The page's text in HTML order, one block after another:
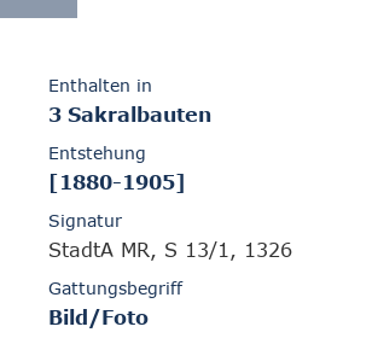
Enthalten in
3 Sakralbauten
Entstehung
[1880-1905]
Signatur
StadtA MR, S 13/1, 1326
Gattungsbegriff
Bild/Foto